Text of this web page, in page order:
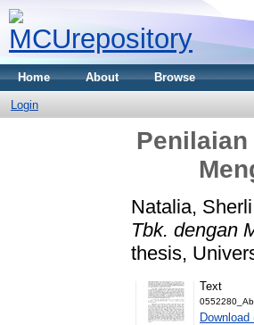
Home About Browse
Login
Penilaian
Natalia,
Tbk. dengan
thesis,
Text
Download